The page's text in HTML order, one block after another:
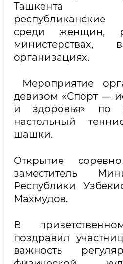
Ташкента
республиканские
среди женщин,
министерствах,
организациях.
Мероприятие
девизом «Спорт —
и здоровья» по
настольный
шашки.
Открытие
заместитель
Республики
Махмудов.
В
поздравил
важность